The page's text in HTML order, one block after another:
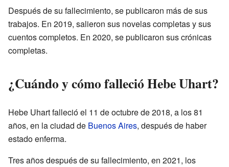
Después de su fallecimiento, se publicaron más de sus
trabajos. En 2019, salieron sus novelas completas y sus
cuentos completos. En 2020, se publicaron sus crónicas
completas.
¿Cuándo y cómo falleció Hebe Uhart?
Hebe Uhart falleció el 11 de octubre de 2018, a los 81
años, en la ciudad de Buenos Aires, después de haber
estado enferma.
Tres años después de su fallecimiento, en 2021, los